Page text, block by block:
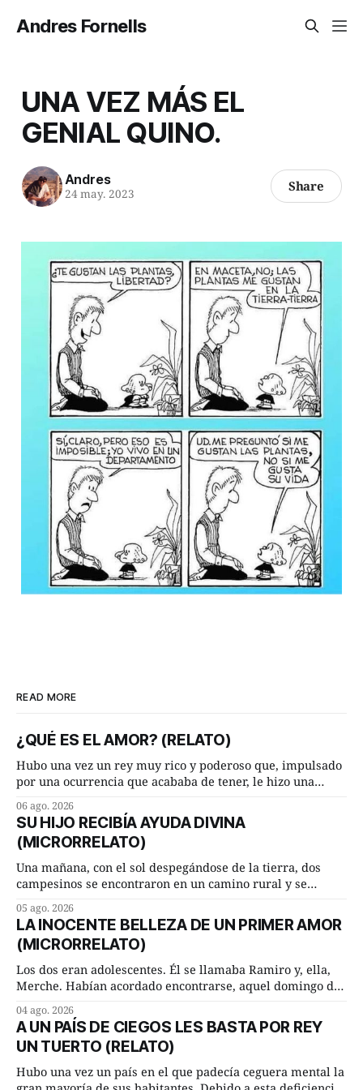
Andres Fornells
UNA VEZ MÁS EL
GENIAL QUINO.
Andres
24 may. 2023 Share
READ MORE
¿QUÉ ES EL AMOR? (RELATO)
Hubo una vez un rey muy rico y poderoso que, impulsado
por una ocurrencia que acababa de tener, le hizo una
Dime, hombre sabio, ¿qué es el amor según tú? Su
consejero, que era muy prudente y astuto le respondió de
inmediato:
06 ago. 2026
SU HIJO RECIBÍA AYUDA DIVINA
(MICRORRELATO)
Una mañana, con el sol despegándose de la tierra, dos
campesinos se encontraron en un camino rural y se
remolachas, Manuel? —quiso saber uno. —Eso acabo de
hacer, Paco. ¿Cómo va ese maíz tuyo? --se interesó el otro.
—De momento mejor
05 ago. 2026
LA INOCENTE BELLEZA DE UN PRIMER AMOR
(MICRORRELATO)
Los dos eran adolescentes. Él se llamaba Ramiro y, ella,
Merche. Habían acordado encontrarse, aquel domingo de
lugar del río que debía este nombre a la pronunciada
curva que la corriente fluvial presentaba en aquel punto.
Habían dispuesto que
04 ago. 2026
A UN PAÍS DE CIEGOS LES BASTA POR REY
UN TUERTO (RELATO)
Hubo una vez un país en el que padecía ceguera mental la